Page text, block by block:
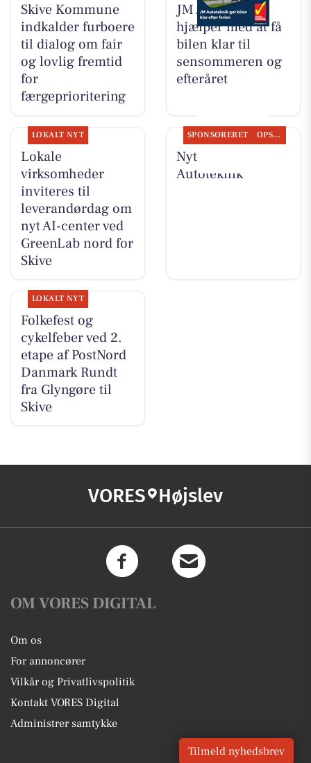
Skive Kommune
indkalder furboere
til dialog om fair
og lovlig fremtid
for
færgeprioritering
JM Autoteknik
hjælper med at få
bilen klar til
sensommeren og
efteråret
LOKALT NYT
Lokale
virksomheder
inviteres til
leverandørdag om
nyt AI-center ved
GreenLab nord for
Skive
SPONSORERET OPSLAGSTAVLEN
Nyt fra JM
Autoteknik
LOKALT NYT
Folkefest og
cykelfeber ved 2.
etape af PostNord
Danmark Rundt
fra Glyngøre til
Skive
VORES Højslev
OM VORES DIGITAL
Om os
For annoncører
Vilkår og Privatlivspolitik
Kontakt VORES Digital
Administrer samtykke
Tilmeld nyhedsbrev